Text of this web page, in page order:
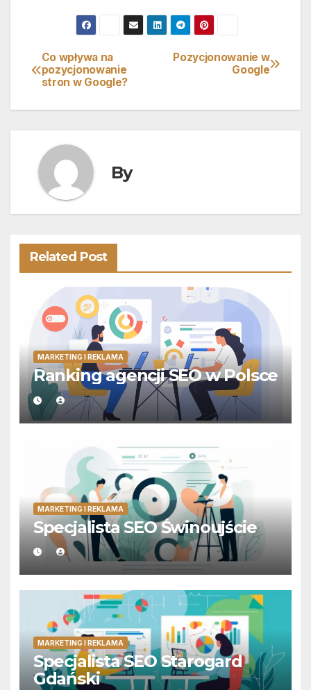
Nawigacja
wpisu
Pozycjonowanie w
Google
Co wpływa na
pozycjonowanie
stron w Google?
By
Related Post
MARKETING I REKLAMA
Ranking agencji SEO w Polsce
MARKETING I REKLAMA
Specjalista SEO Świnoujście
MARKETING I REKLAMA
Specjalista SEO Starogard
Gdański